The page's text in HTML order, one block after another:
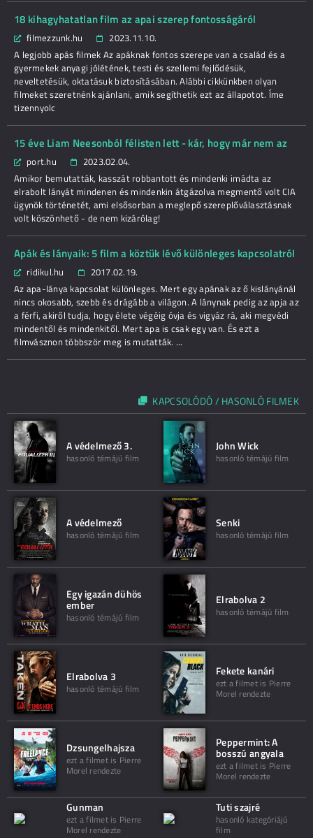
18 kihagyhatatlan film az apai szerep fontosságáról
filmezzunk.hu
2023.11.10.
A legjobb apás filmek Az apáknak fontos szerepe van a család és a
gyermekek anyagi jólétének, testi és szellemi fejlődésük,
neveltetésük, oktatásuk biztosításában. Alábbi cikkünkben olyan
filmeket szeretnénk ajánlani, amik segíthetik ezt az állapotot. Íme
tizennyolc
15 éve Liam Neesonból félisten lett - kár, hogy már nem az
port.hu
2023.02.04.
Amikor bemutatták, kasszát robbantott és mindenki imádta az
elrabolt lányát mindenen és mindenkin átgázolva megmentő volt CIA
ügynök történetét, ami elsősorban a meglepő szereplőválasztásnak
volt köszönhető - de nem kizárólag!
Apák és lányaik: 5 film a köztük lévő különleges kapcsolatról
ridikul.hu
2017.02.19.
Az apa-lánya kapcsolat különleges. Mert egy apának az ő kislányánál
nincs okosabb, szebb és drágább a világon. A lánynak pedig az apja az
a férfi, akiről tudja, hogy élete végéig óvja és vigyáz rá, aki megvédi
mindentől és mindenkitől. Mert apa is csak egy van. És ezt a
filmvásznon többször meg is mutatták. ...
KAPCSOLÓDÓ / HASONLÓ FILMEK
A védelmező 3.
hasonló témájú film
John Wick
hasonló témájú film
A védelmező
hasonló témájú film
Senki
hasonló témájú film
Egy igazán dühös
ember
hasonló témájú film
Elrabolva 2
hasonló témájú film
Elrabolva 3
hasonló témájú film
Fekete kanári
ezt a filmet is Pierre
Morel rendezte
Dzsungelhajsza
ezt a filmet is Pierre
Morel rendezte
Peppermint: A
bosszú angyala
ezt a filmet is Pierre
Morel rendezte
Gunman
ezt a filmet is Pierre
Morel rendezte
Tuti szajré
hasonló kategóriájú
film